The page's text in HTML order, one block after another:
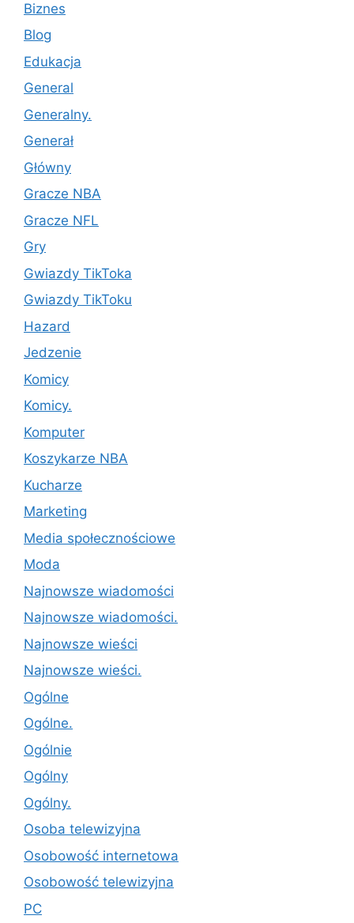
Biznes
Blog
Edukacja
General
Generalny.
Generał
Główny
Gracze NBA
Gracze NFL
Gry
Gwiazdy TikToka
Gwiazdy TikToku
Hazard
Jedzenie
Komicy
Komicy.
Komputer
Koszykarze NBA
Kucharze
Marketing
Media społecznościowe
Moda
Najnowsze wiadomości
Najnowsze wiadomości.
Najnowsze wieści
Najnowsze wieści.
Ogólne
Ogólne.
Ogólnie
Ogólny
Ogólny.
Osoba telewizyjna
Osobowość internetowa
Osobowość telewizyjna
PC